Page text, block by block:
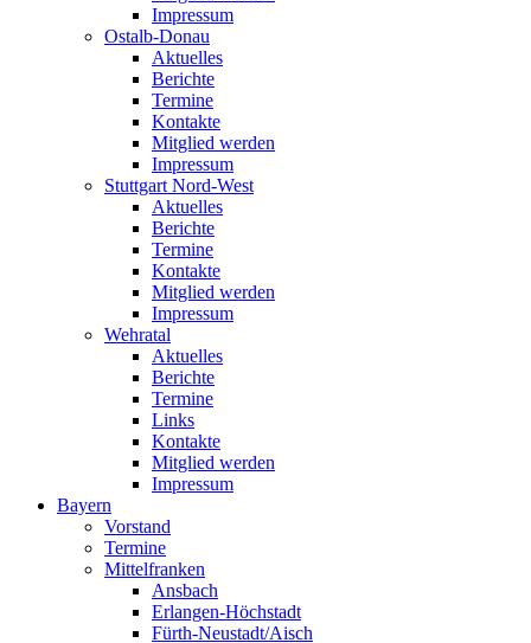
Impressum
Ostalb-Donau
Aktuelles
Berichte
Termine
Kontakte
Mitglied werden
Impressum
Stuttgart Nord-West
Aktuelles
Berichte
Termine
Kontakte
Mitglied werden
Impressum
Wehratal
Aktuelles
Berichte
Termine
Links
Kontakte
Mitglied werden
Impressum
Bayern
Vorstand
Termine
Mittelfranken
Ansbach
Erlangen-Höchstadt
Fürth-Neustadt/Aisch